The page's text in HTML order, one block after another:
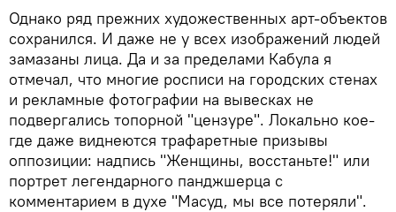
Однако ряд прежних художественных арт-объектов
сохранился. И даже не у всех изображений людей
замазаны лица. Да и за пределами Кабула я
отмечал, что многие росписи на городских стенах
и рекламные фотографии на вывесках не
подвергались топорной "цензуре". Локально кое-
где даже виднеются трафаретные призывы
оппозиции: надпись "Женщины, восстаньте!" или
портрет легендарного панджшерца с
комментарием в духе "Масуд, мы все потеряли".